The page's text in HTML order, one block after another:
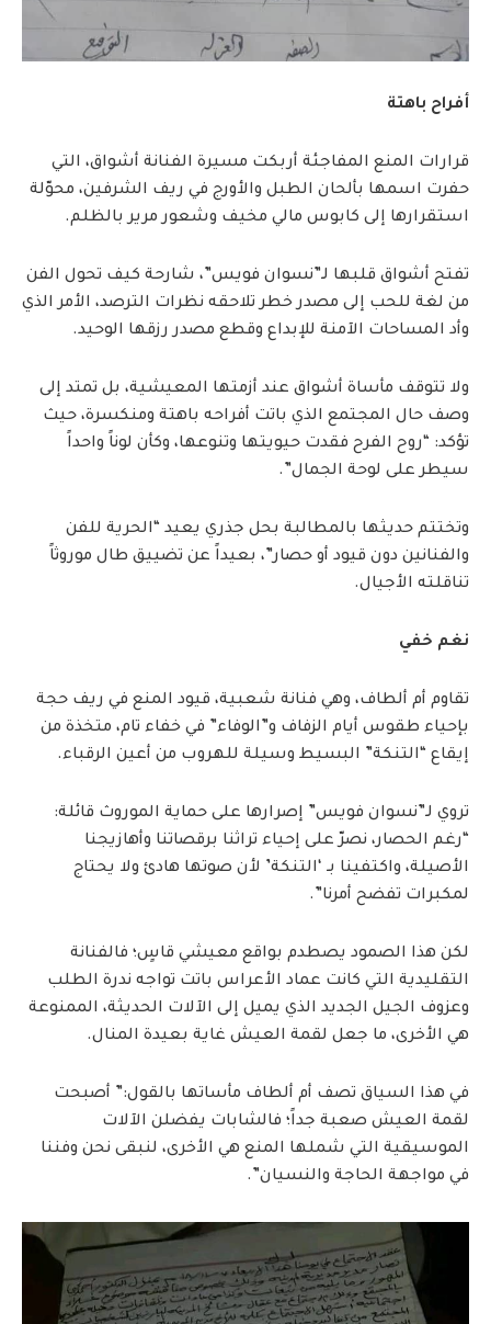
أفراح باهتة
قرارات المنع المفاجئة أربكت مسيرة الفنانة أشواق، التي
حفرت اسمها بألحان الطبل والأورج في ريف الشرفين، محوّلة
استقرارها إلى كابوس مالي مخيف وشعور مرير بالظلم.
تفتح أشواق قلبها لـ”نسوان فويس”، شارحة كيف تحول الفن
من لغة للحب إلى مصدر خطر تلاحقه نظرات الترصد، الأمر الذي
وأد المساحات الآمنة للإبداع وقطع مصدر رزقها الوحيد.
ولا تتوقف مأساة أشواق عند أزمتها المعيشية، بل تمتد إلى
وصف حال المجتمع الذي باتت أفراحه باهتة ومنكسرة، حيث
تؤكد: “روح الفرح فقدت حيويتها وتنوعها، وكأن لوناً واحداً
سيطر على لوحة الجمال”.
وتختتم حديثها بالمطالبة بحل جذري يعيد “الحرية للفن
والفنانين دون قيود أو حصار”، بعيداً عن تضييق طال موروثاً
تناقلته الأجيال.
نغم خفي
تقاوم أم ألطاف، وهي فنانة شعبية، قيود المنع في ريف حجة
بإحياء طقوس أيام الزفاف و”الوفاء” في خفاء تام، متخذة من
إيقاع “التنكة” البسيط وسيلة للهروب من أعين الرقباء.
تروي لـ”نسوان فويس” إصرارها على حماية الموروث قائلة:
“رغم الحصار، نصرّ على إحياء تراثنا برقصاتنا وأهازيجنا
الأصيلة، واكتفينا بـ ‘التنكة’ لأن صوتها هادئ ولا يحتاج
لمكبرات تفضح أمرنا”.
لكن هذا الصمود يصطدم بواقع معيشي قاسٍ؛ فالفنانة
التقليدية التي كانت عماد الأعراس باتت تواجه ندرة الطلب
وعزوف الجيل الجديد الذي يميل إلى الآلات الحديثة، الممنوعة
هي الأخرى، ما جعل لقمة العيش غاية بعيدة المنال.
في هذا السياق تصف أم ألطاف مأساتها بالقول:” أصبحت
لقمة العيش صعبة جداً؛ فالشابات يفضلن الآلات
الموسيقية التي شملها المنع هي الأخرى، لنبقى نحن وفننا
في مواجهة الحاجة والنسيان”.